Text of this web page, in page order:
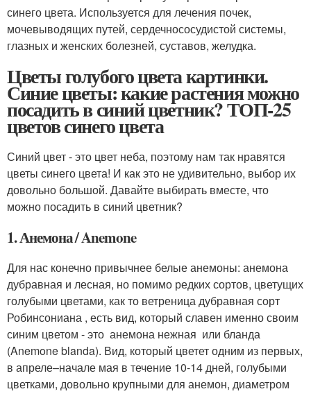
синего цвета. Используется для лечения почек,
мочевыводящих путей, сердечнососудистой системы,
глазных и женских болезней, суставов, желудка.
Цветы голубого цвета картинки.
Синие цветы: какие растения можно
посадить в синий цветник? ТОП-25
цветов синего цвета
Синий цвет - это цвет неба, поэтому нам так нравятся
цветы синего цвета! И как это не удивительно, выбор их
довольно большой. Давайте выбирать вместе, что
можно посадить в синий цветник?
1. Анемона / Anemone
Для нас конечно привычнее белые анемоны: анемона
дубравная и лесная, но помимо редких сортов, цветущих
голубыми цветами, как то ветреница дубравная сорт
Робинсониана , есть вид, который славен именно своим
синим цветом - это анемона нежная или бланда
(Anemone blanda). Вид, который цветет одним из первых,
в апреле–начале мая в течение 10-14 дней, голубыми
цветками, довольно крупными для анемон, диаметром